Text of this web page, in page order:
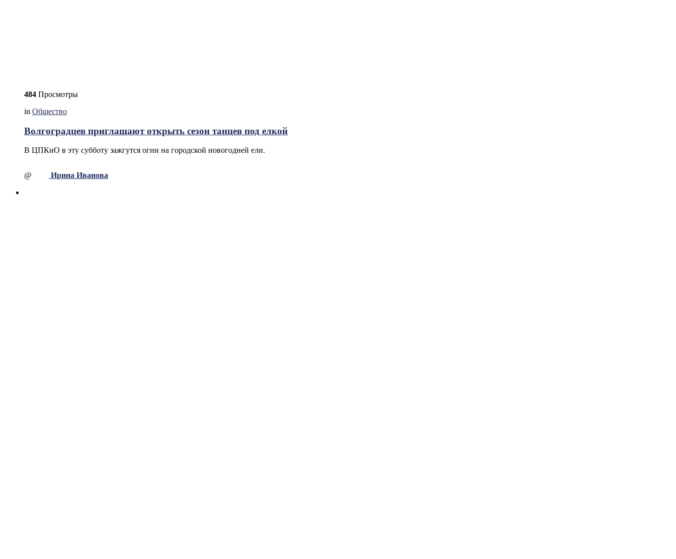
484 Просмотры
in Общество
Волгоградцев приглашают открыть сезон танцев под елкой
В ЦПКиО в эту субботу зажгутся огни на городской новогодней ели.
@ Ирина Иванова